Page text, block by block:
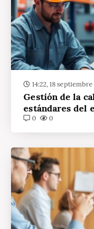
14:22, 18
Gestión de la
estándares del
0 0